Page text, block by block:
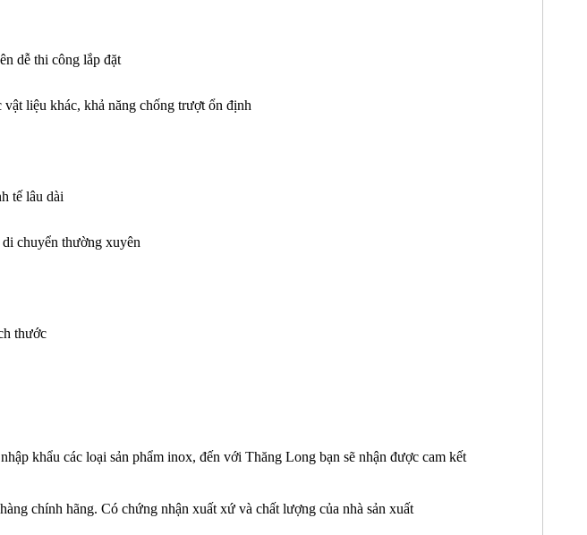
dễ thi công lắp đặt
liệu khác, khả năng chống trượt ổn định
tế lâu dài
chuyển thường xuyên
thước
khẩu các loại sản phẩm inox, đến với Thăng Long bạn sẽ nhận được cam kết
chính hãng. Có chứng nhận xuất xứ và chất lượng của nhà sản xuất